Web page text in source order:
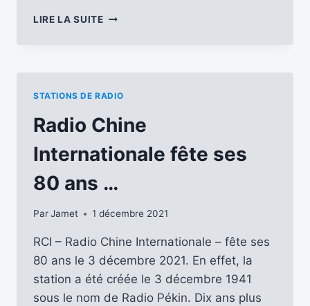
LIRE LA SUITERADIO
CGTN
RADIO
FRANÇAIS
STATIONS DE RADIO
Radio Chine
Internationale fête ses
80 ans …
ParJamet 1 décembre 2021
RCI – Radio Chine Internationale – fête ses
80 ans le 3 décembre 2021. En effet, la
station a été créée le 3 décembre 1941
sous le nom de Radio Pékin. Dix ans plus